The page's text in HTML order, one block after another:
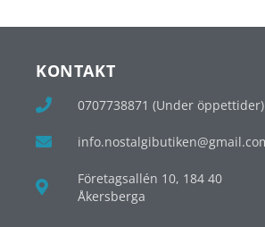
KONTAKT
0707738871 (Under öppettider)
Företagsallén 10, 184 40
Åkersberga